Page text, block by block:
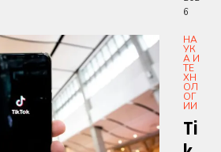
6
НА
УК
А И
ТЕ
ХН
ОЛ
ОГ
ИИ
Ti